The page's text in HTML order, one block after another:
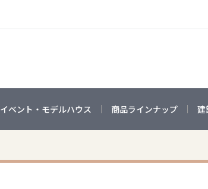
イベント・モデルハウス 商品ラインナップ 建